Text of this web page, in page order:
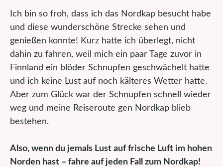
Ich bin so froh, dass ich das Nordkap besucht habe
und diese wunderschöne Strecke sehen und
genießen konnte! Kurz hatte ich überlegt, nicht
dahin zu fahren, weil mich ein paar Tage zuvor in
Finnland ein blöder Schnupfen geschwächelt hatte
und ich keine Lust auf noch kälteres Wetter hatte.
Aber zum Glück war der Schnupfen schnell wieder
weg und meine Reiseroute gen Nordkap blieb
bestehen.
Also, wenn du jemals Lust auf frische Luft im hohen
Norden hast – fahre auf jeden Fall zum Nordkap!